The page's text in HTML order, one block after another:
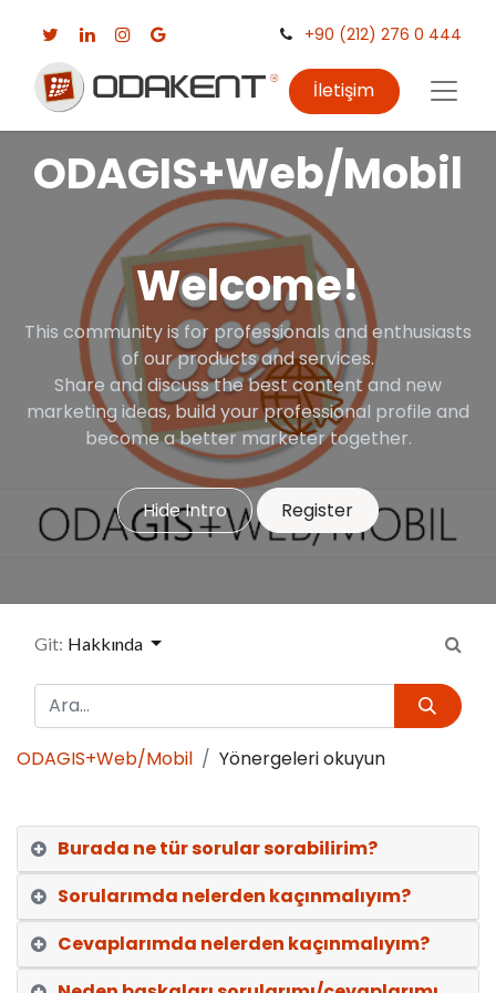
+90 (212) 276 0 444
İletişim
ODAGIS+Web/Mobil
Welcome!
This community is for professionals and enthusiasts
of our products and services.
Share and discuss the best content and new
marketing ideas, build your professional profile and
become a better marketer together.
Hide Intro Register
Git: Hakkında
ODAGIS+Web/Mobil Yönergeleri okuyun
Burada ne tür sorular sorabilirim?
Sorularımda nelerden kaçınmalıyım?
Cevaplarımda nelerden kaçınmalıyım?